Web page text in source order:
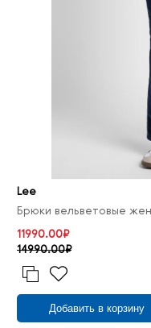
Lee
Брюки вельветовые
11990.00₽
14990.00₽
Добавить в корзину